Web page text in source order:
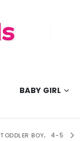
BABY GIRL
TODDLER BOY, 4-5